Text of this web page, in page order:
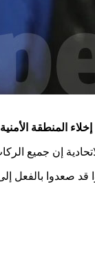
إخلاء المنطقة الأمنية